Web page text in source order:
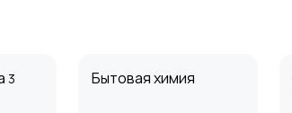
3 Бытовая химия